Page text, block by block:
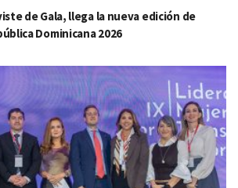
de Gala, llega la nueva edición de
Dominicana 2026